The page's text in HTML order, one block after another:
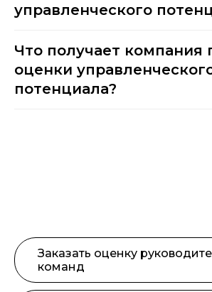
управленческого
Что получает компания
оценки
потенциала?
Заказать оценку
команд